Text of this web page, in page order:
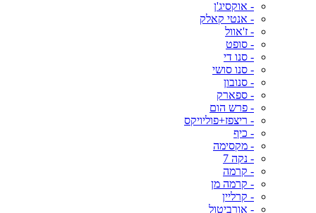
- אוקסיג'ן
- אנטי קאלק
- ז'אוול
- סופט
- סנו די
- סנו סושי
- סנובון
- ספארק
- פרש הום
- ריצפז+פוליויקס
- כיף
- מקסימה
- נקה 7
- קרמה
- קרמה מן
- קרליין
- אורביטול